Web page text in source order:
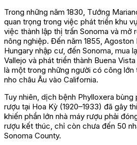
Trong những năm 1830, Tướng
quan trọng trong việc phát triển khu
việc thành lập thị trấn Sonoma và mở
nông nghiệp. Đến năm 1855, Agoston
Hungary nhập cư, đến Sonoma, mua
Vallejo và phát triển thành Buena
là một trong những người có công
nho châu Âu vào California.
Tuy nhiên, dịch bệnh Phylloxera
rượu tại Hoa Kỳ (1920–1933) đã gây
khiến phần lớn nhà máy rượu phải
rượu kết thúc, chỉ còn chưa đến 50
Sonoma County.